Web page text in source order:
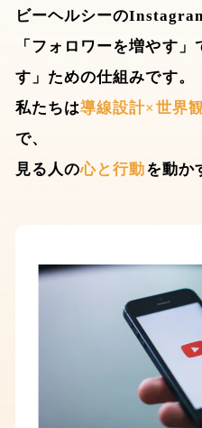
ビーヘルシーの
「フォロワーを増やす
す」ための仕組みです。
私たちは導線設計×世界
で、
見る人の心と行動を動か